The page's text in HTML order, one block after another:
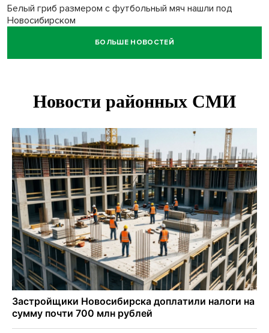
Белый гриб размером с футбольный мяч нашли под
Новосибирском
БОЛЬШЕ НОВОСТЕЙ